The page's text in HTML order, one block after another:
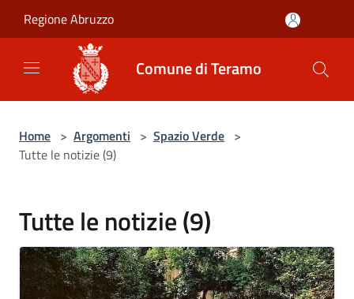
Regione Abruzzo
Comune di Teramo
Home > Argomenti > Spazio Verde >
Tutte le notizie (9)
Tutte le notizie (9)